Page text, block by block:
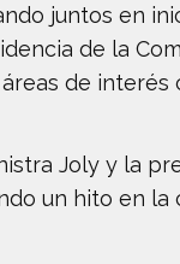
juntos en
de la
de
Joly y la
un hito en